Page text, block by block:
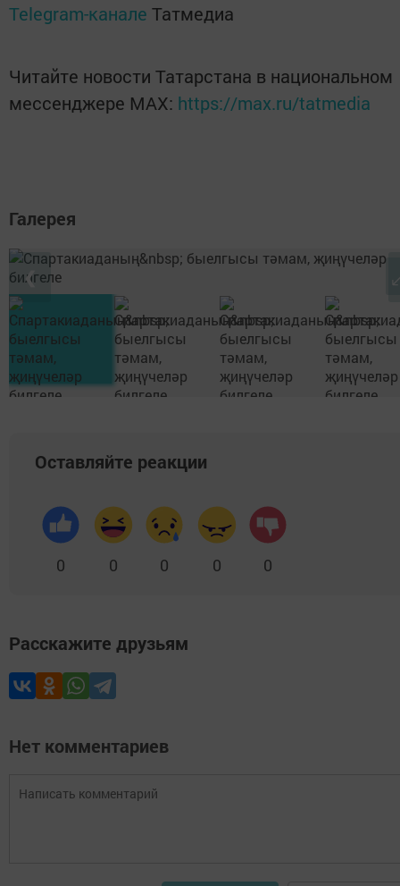
Telegram-канале Татмедиа
Читайте новости Татарстана в национальном
мессенджере MАХ: https://max.ru/tatmedia
Галерея
❮
Оставляйте реакции
0 0 0 0 0
Расскажите друзьям
Нет комментариев